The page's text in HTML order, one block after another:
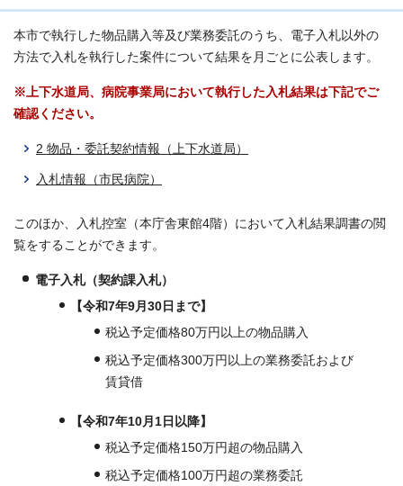
本市で執行した物品購入等及び業務委託のうち、電子入札以外の
方法で入札を執行した案件について結果を月ごとに公表します。
※上下水道局、病院事業局において執行した入札結果は下記でご
確認ください。
2 物品・委託契約情報（上下水道局）
入札情報（市民病院）
このほか、入札控室（本庁舎東館4階）において入札結果調書の閲
覧をすることができます。
電子入札（契約課入札）
【令和7年9月30日まで】
税込予定価格80万円以上の物品購入
税込予定価格300万円以上の業務委託および
賃貸借
【令和7年10月1日以降】
税込予定価格150万円超の物品購入
税込予定価格100万円超の業務委託